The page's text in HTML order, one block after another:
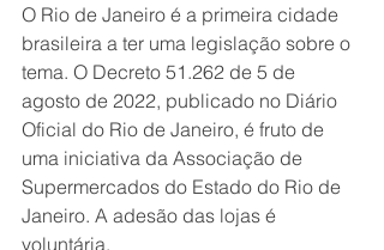
O Rio de Janeiro é a primeira cidade
brasileira a ter uma legislação sobre o
tema. O Decreto 51.262 de 5 de
agosto de 2022, publicado no Diário
Oficial do Rio de Janeiro, é fruto de
uma iniciativa da Associação de
Supermercados do Estado do Rio de
Janeiro. A adesão das lojas é
voluntária.